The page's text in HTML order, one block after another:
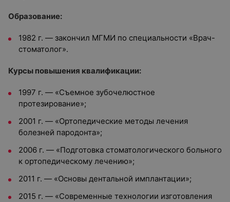
Образование:
1982 г. — закончил МГМИ по специальности «Врач-
стоматолог».
Курсы повышения квалификации:
1997 г. — «Съемное зубочелюстное
протезирование»;
2001 г. — «Ортопедические методы лечения
болезней пародонта»;
2006 г. — «Подготовка стоматологического больного
к ортопедическому лечению»;
2011 г. — «Основы дентальной имплантации»;
2015 г. — «Современные технологии изготовления